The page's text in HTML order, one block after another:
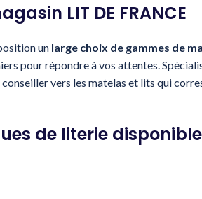
LIT DE FRANCE
un large choix de gammes de
pour répondre à vos attentes.
vers les matelas et lits qui
de literie